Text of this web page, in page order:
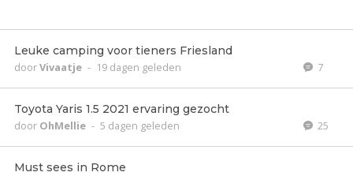
Leuke camping voor tieners Friesland
doorVivaatje - 19 dagen geleden 7
Toyota Yaris 1.5 2021 ervaring gezocht
door OhMellie - 5 dagen geleden 25
Must sees in Rome